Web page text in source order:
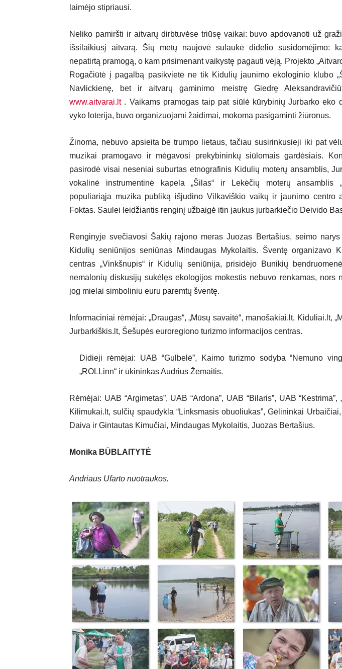
laimėjo stipriausi.
Neliko pamiršti ir aitvarų dirbtuvėse triūsę vaikai: buvo apdovanoti už
išsilaikiusį aitvarą. Šių metų naujovė sulaukė didelio susidomėjimo:
nepatirtą pramogą, o kam prisimenant vaikystę pagauti vėją. Projekto
Rogačiūtė į pagalbą pasikvietė ne tik Kidulių jaunimo ekologinio klubo
Navlickienę, bet ir aitvarų gaminimo meistrę Giedrę
www.aitvarai.lt. Vaikams pramogas taip pat siūlė kūrybinių Jurbarko eko
vyko loterija, buvo organizuojami žaidimai, mokoma pasigaminti žiūronus.
Žinoma, nebuvo apsieita be trumpo lietaus, tačiau susirinkusieji iki pat
muzikai pramogavo ir mėgavosi prekybininkų siūlomais gardėsiais.
pasirodė visai neseniai suburtas etnografinis Kidulių moterų ansamblis,
vokalinė instrumentinė kapela „Šilas“ ir Lekėčių moterų ansamblis
populiariąja muzika publiką išjudino Vilkaviškio vaikų ir jaunimo centro
Foktas. Saulei leidžiantis renginį užbaigė itin jaukus jurbarkiečio Deivido
Renginyje svečiavosi Šakių rajono meras Juozas Bertašius, seimo
Kidulių seniūnijos seniūnas Mindaugas Mykolaitis. Šventę organizavo
centras „Vinkšnupis“ ir Kidulių seniūnija, prisidėjo Bunikių
nemalonių diskusijų sukėlęs ekologijos mokestis nebuvo renkamas, nors
jog mielai simboliniu euru paremtų šventę.
Informaciniai rėmėjai: „Draugas“, „Mūsų savaitė“, manošakiai.lt, Kiduliai.lt,
Jurbarkiškis.lt, Šešupės euroregiono turizmo informacijos centras.
Didieji rėmėjai: UAB “Gulbelė”, Kaimo turizmo sodyba “Nemuno
„ROLLinn“ ir ūkininkas Audrius Žemaitis.
Rėmėjai: UAB “Argimetas”, UAB “Ardona”, UAB “Bilaris”, UAB “Kestrima”,
Kilimukai.lt, sulčių spaudykla “Linksmasis obuoliukas”, Gėlininkai
Daiva ir Gintautas Kimučiai, Mindaugas Mykolaitis, Juozas Bertašius.
Monika BŪBLAITYTĖ
Andriaus Ufarto nuotraukos.